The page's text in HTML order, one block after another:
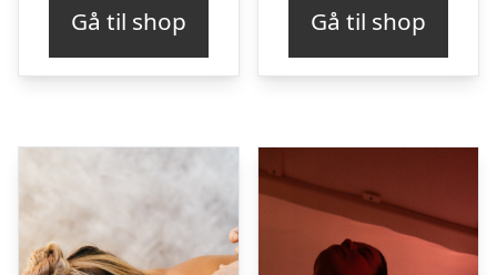
Gå til shop Gå til shop